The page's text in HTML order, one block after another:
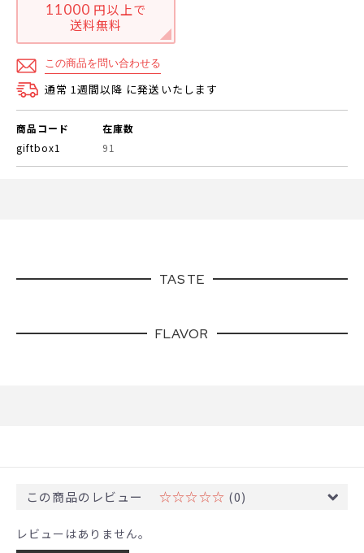
11000 円以上で
送料無料
この商品を問い合わせる
通常 1週間以降 に発送いたします
商品コード
giftbox1
在庫数
91
TASTE
FLAVOR
この商品のレビュー ☆☆☆☆☆ (0)
レビューはありません。